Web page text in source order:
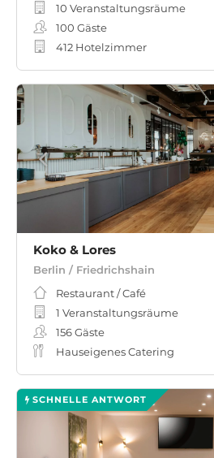
10 Veranstaltungsräume
100 Gäste
412 Hotelzimmer
Koko & Lores
Berlin / Friedrichshain
Restaurant / Café
1 Veranstaltungsräume
156Gäste
Hauseigenes Catering
SCHNELLE ANTWORT